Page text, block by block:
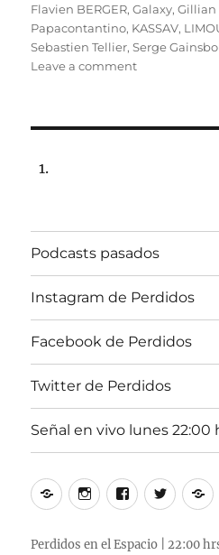
Flavien BERGER,Galaxy,Gillian
Papacontantino, KASSAV,
Sebastien Tellier,Serge
Leave a commenton
2024,
22:00
hrs
102.5fm
de
Chile.
Podcasts pasados
Instagram de Perdidos
Facebook de Perdidos
Twitter de Perdidos
Señal en vivo lunes 22:00
Podcasts
pasados
Instagram
Perdidos
Facebook
Perdidos
Twitter
Perdidos en el Espacio | 22:00